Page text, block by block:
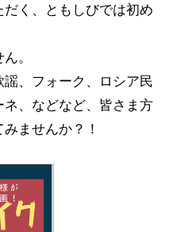
く、ともしびでは初め
。
、フォーク、ロシア民
、などなど、皆さま方
ませんか？！